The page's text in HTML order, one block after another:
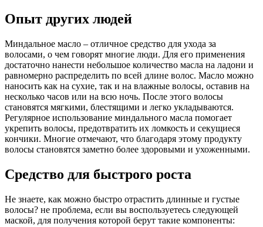
Опыт других людей
Миндальное масло – отличное средство для ухода за
волосами, о чем говорят многие люди. Для его применения
достаточно нанести небольшое количество масла на ладони и
равномерно распределить по всей длине волос. Масло можно
наносить как на сухие, так и на влажные волосы, оставив на
несколько часов или на всю ночь. После этого волосы
становятся мягкими, блестящими и легко укладываются.
Регулярное использование миндального масла помогает
укрепить волосы, предотвратить их ломкость и секущиеся
кончики. Многие отмечают, что благодаря этому продукту
волосы становятся заметно более здоровыми и ухоженными.
Средство для быстрого роста
Не знаете, как можно быстро отрастить длинные и густые
волосы? не проблема, если вы воспользуетесь следующей
маской, для получения которой берут такие компоненты: